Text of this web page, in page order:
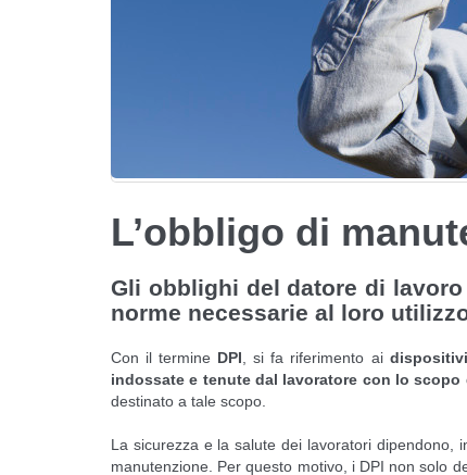
L’obbligo di
Gli obblighi del datore di
norme necessarie al loro
Con il termine DPI , si fa riferimento ai
indossate e tenute dal lavoratore con lo
destinato a tale scopo.
La sicurezza e la salute dei lavoratori dipendono,
manutenzione. Per questo motivo, i DPI non solo